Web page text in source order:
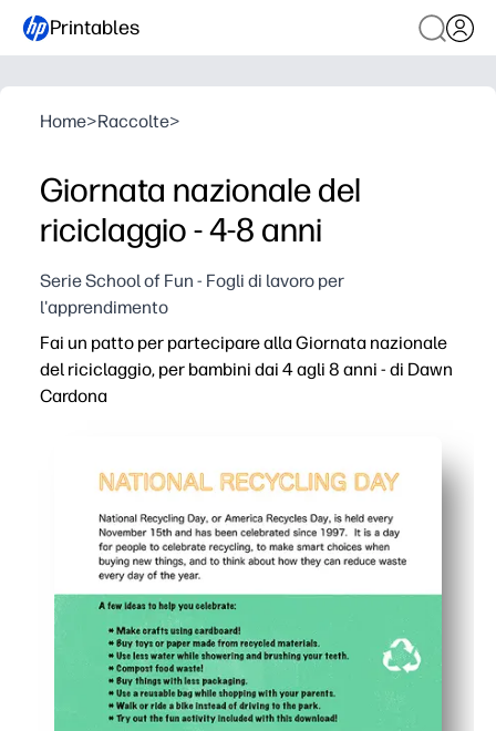
Printables
Home>Raccolte>
Giornata nazionale del
riciclaggio - 4-8 anni
Serie School of Fun - Fogli di lavoro per
l'apprendimento
Fai un patto per partecipare alla Giornata nazionale
del riciclaggio, per bambini dai 4 agli 8 anni - di Dawn
Cardona